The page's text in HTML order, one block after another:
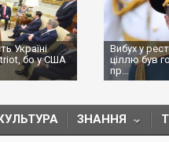
Україні
бо у США
Вибух у
ціллю був
пр...
ЗНАННЯ